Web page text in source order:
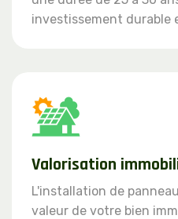
investissement durable
Valorisation
L'installation de
valeur de votre bien